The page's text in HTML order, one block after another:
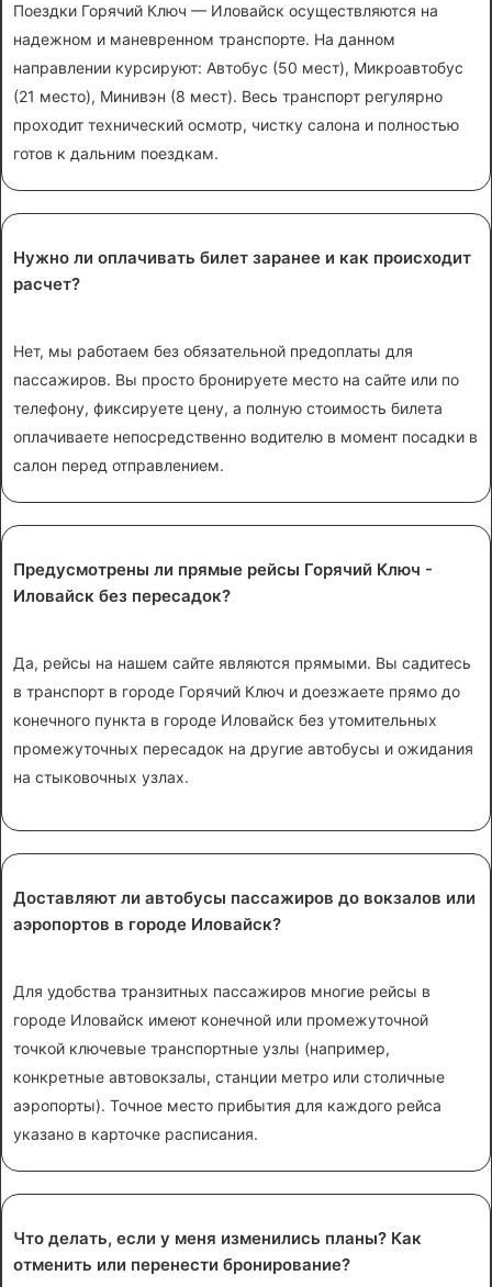
Поездки Горячий Ключ — Иловайск осуществляются на
надежном и маневренном транспорте. На данном
направлении курсируют: Автобус (50 мест), Микроавтобус
(21 место), Минивэн (8 мест). Весь транспорт регулярно
проходит технический осмотр, чистку салона и полностью
готов к дальним поездкам.
Нужно ли оплачивать билет заранее и как происходит
расчет?
Нет, мы работаем без обязательной предоплаты для
пассажиров. Вы просто бронируете место на сайте или по
телефону, фиксируете цену, а полную стоимость билета
оплачиваете непосредственно водителю в момент посадки в
салон перед отправлением.
Предусмотрены ли прямые рейсы Горячий Ключ -
Иловайск без пересадок?
Да, рейсы на нашем сайте являются прямыми. Вы садитесь
в транспорт в городе Горячий Ключ и доезжаете прямо до
конечного пункта в городе Иловайск без утомительных
промежуточных пересадок на другие автобусы и ожидания
на стыковочных узлах.
Доставляют ли автобусы пассажиров до вокзалов или
аэропортов в городе Иловайск?
Для удобства транзитных пассажиров многие рейсы в
городе Иловайск имеют конечной или промежуточной
точкой ключевые транспортные узлы (например,
конкретные автовокзалы, станции метро или столичные
аэропорты). Точное место прибытия для каждого рейса
указано в карточке расписания.
Что делать, если у меня изменились планы? Как
отменить или перенести бронирование?